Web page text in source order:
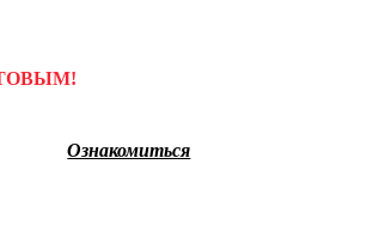
Ознакомиться